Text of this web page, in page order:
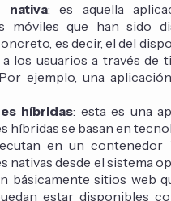
nativa: es aquella
móviles que han sido
es decir, el del
los usuarios a través de
ejemplo, una
híbridas: esta es una
híbridas se basan en
en un contenedor
nativas desde el sistema
básicamente sitios web
estar disponibles